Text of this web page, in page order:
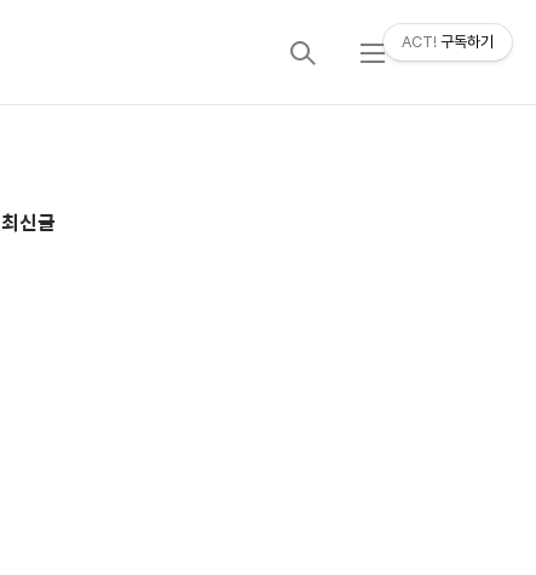
검
메
추
최신글
ACT! 구독하기